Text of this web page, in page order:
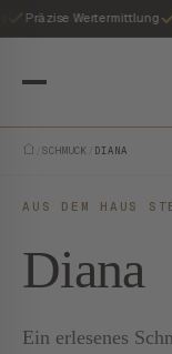
Präzise Wertermittlung
SCHMUCK DIANA
AUS DEM HAUS
Diana
Ein erlesenes